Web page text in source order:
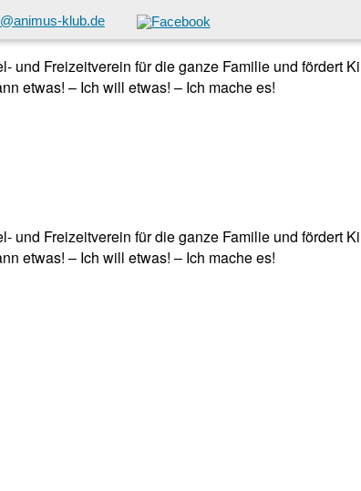
klub.de
und Freizeitverein für die ganze Familie und fördert
etwas! – Ich will etwas! – Ich mache es!
und Freizeitverein für die ganze Familie und fördert
etwas! – Ich will etwas! – Ich mache es!